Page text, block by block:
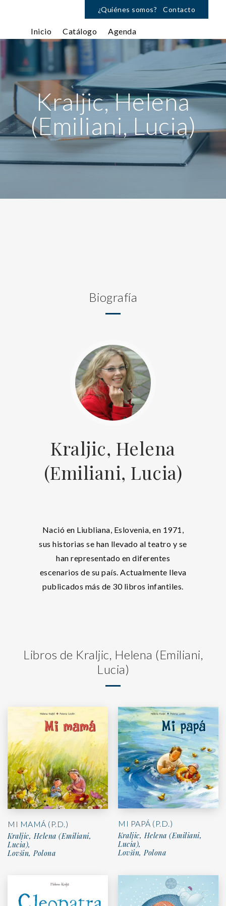
¿Quiénes somos? Contacto
Inicio Catálogo Agenda
Kraljic, Helena
(Emiliani, Lucia)
Biografía
Kraljic, Helena
(Emiliani, Lucia)
Nació en Liubliana, Eslovenia, en 1971,
sus historias se han llevado al teatro y se
han representado en diferentes
escenarios de su país. Actualmente lleva
publicados más de 30 libros infantiles.
Libros de Kraljic, Helena (Emiliani,
Lucia)
MI MAMÁ (P.D.)
Kraljic, Helena (Emiliani,
Lucia),
Lovšin, Polona
MI PAPÁ (P.D.)
Kraljic, Helena (Emiliani,
Lucia),
Lovšin, Polona